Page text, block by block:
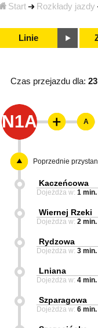
Start Rozkłady jazdy
Linie
Czas przejazdu dla:
N1A A
Poprzednie
Kaczeńcowa
Dojeżdża w: 1 min.
Wiernej Rzeki
Dojeżdża w: 2 min.
Rydzowa
Dojeżdża w: 3 min.
Lniana
Dojeżdża w: 4 min.
Szparagowa
Dojeżdża w: 6 min.